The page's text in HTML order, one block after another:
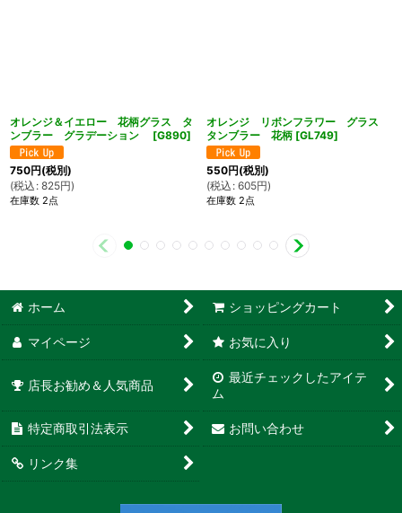
オレンジ＆イエロー 花柄グラス タ
ンブラー グラデーション
[G890]
750円(税別)
(税込 : 825円)
在庫数 2点
オレンジ リボンフラワー グラス
タンブラー 花柄 [GL749]
550円(税別)
(税込 : 605円)
在庫数 2点
ホーム ショッピングカート
マイページ お気に入り
店長お勧め＆人気商品
最近チェックしたアイテ
ム
特定商取引法表示 お問い合わせ
リンク集